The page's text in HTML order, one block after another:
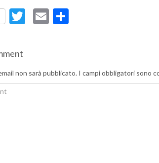
Twitter
Email
non sarà pubblicato. I campi obbligatori sono